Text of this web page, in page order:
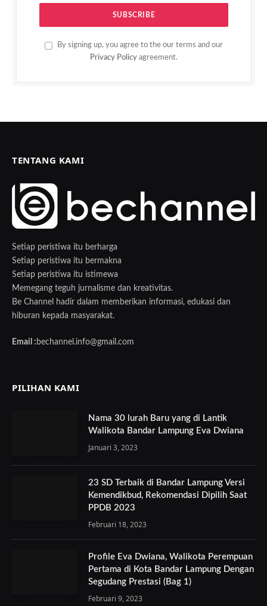
By signing up, you agree to the our terms and our
Privacy Policy agreement.
TENTANG KAMI
Setiap peristiwa itu berharga
Setiap peristiwa itu bermakna
Setiap peristiwa itu istimewa
Memegang teguh jurnalisme dan kreativitas.
Be Channel hadir dalam memberikan informasi, edukasi dan
hiburan kepada masyarakat.
Email : bechannel.info@gmail.com
PILIHAN KAMI
Nama 30 lurah Baru yang di Lantik
Walikota Bandar Lampung Eva Dwiana
Januari 3, 2023
23 SD Terbaik di Bandar Lampung Versi
Kemendikbud, Rekomendasi Dipilih Saat
PPDB 2023
Februari 18, 2023
Profile Eva Dwiana, Walikota Perempuan
Pertama di Kota Bandar Lampung Dengan
Segudang Prestasi (Bag 1)
Februari 9, 2023